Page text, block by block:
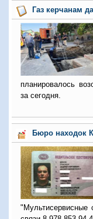
Газ керчанам
планировалось
за сегодня.
Бюро находок